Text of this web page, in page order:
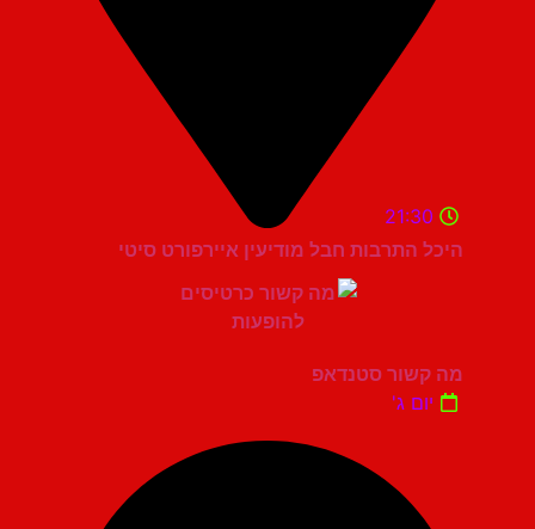
היכל התרבות חבל מודיעין איירפורט סיטי
21:30
מה קשור סטנדאפ
יום ג'